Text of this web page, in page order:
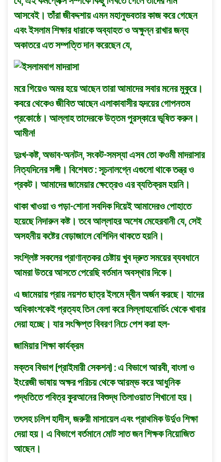
আসবেই। তাঁরা জীবদ্দশায় এমন মহানুভবতার কাজ করে গেছেন
এবং ইসলাম শিক্ষার ধারাকে অব্যাহত ও অক্ষুন্ন রাখার জন্য
অকাতরে এত সম্পত্তি দান করেছেন যে,
মরে গিয়েও অমর হয়ে আছেন তারা আমাদের সবার মনের মুকুরে।
কবরে থেকেও জীবিত আছেন এলাকাবাসীর হৃদয়ের গােপনতম
প্রকোষ্ঠে। আল্লাহ তাদেরকে উত্তম পুরস্কারে ভূষিত করুন।
আমীন!
দুঃখ-কষ্ট, অভাব-অনটন, সংকট-সমস্যা এসব তাে কওমী মাদরাসার
নিত্যদিনের সঙ্গী। বিশেষত : সূচনালগ্নে এগুলাে থাকে তন্ত্র ও
প্রকট। আমাদের জামেয়ার ক্ষেত্রেও এর ব্যতিক্রম হয়নি।
থাকা খাওয়া ও পড়া-শােনা সবদিক দিয়েই আমাদেরও পোহাতে
হয়েছে নিদারুন কষ্ট। তবে আল্লাহর অশেষ মেহেরবানী যে, সেই
অসহনীয় কষ্টের বেড়াজালে বেশিদিন থাকতে হয়নি।
সংশ্লিষ্ট সকলের প্রাণান্তকর চেষ্টায় খুব দ্রুত সময়ের ব্যবধানে
আমরা উতরে আসতে পেরেছি বর্তমান অবস্থার দিকে।
এ জামেয়ায় প্রায় নয়শত ছাত্র ইলমে দ্বীন অর্জন করছে। যাদের
অধিকাংশকেই প্রত্যহ তিন বেলা করে লিল্লাহবাের্ডিং থেকে খাবার
দেয়া হচ্ছে। যার সংক্ষিপ্ত বিবরণ নিচে পেশ করা হল-
জামিয়ার শিক্ষা কার্যক্রম
মক্তব বিভাগ (প্রাইমারী সেকশন) : এ বিভাগে আরবী, বাংলা ও
ইংরেজী ভাষায় অক্ষর পরিচয় থেকে আরম্ভ করে আধুনিক
পদ্ধতিতে পবিত্র কুরআনের বিশুদ্ধ তিলাওয়াত শিখানাে হয়।
তৎসহ চলিশ হাদীস, জরুরী মাসায়েল এবং প্রাথমিক উর্দুও শিক্ষা
দেয়া হয়। এ বিভাগে বর্তমানে মােট সাত জন শিক্ষক নিয়ােজিত
আছেন।